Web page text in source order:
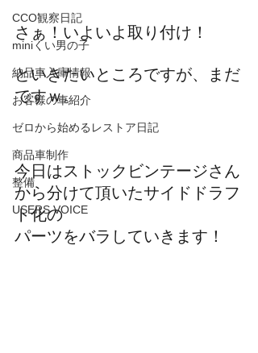
CCO観察日記
miniくい男の子
納品車入庫情報
お客様の車紹介
ゼロから始めるレストア日記
商品車制作
整備
USERS VOICE
さぁ！いよいよ取り付け！
といきたいところですが、まだ
ですｗ。
今日はストックビンテージさん
から分けて頂いたサイドドラフ
ト化の
パーツをバラしていきます！